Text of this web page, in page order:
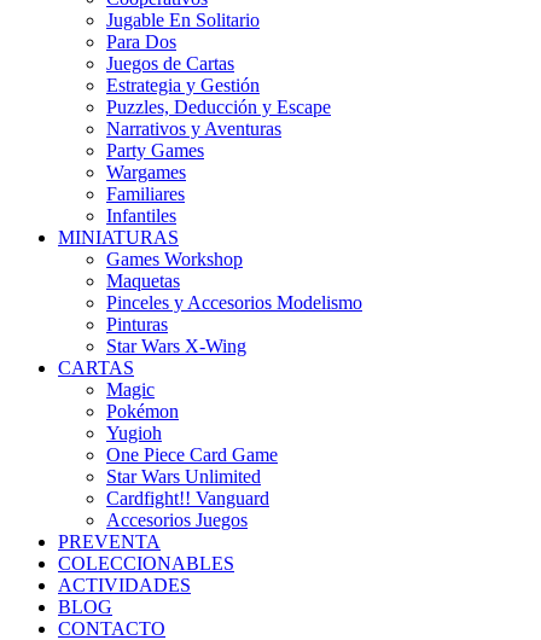
Jugable En Solitario
Para Dos
Juegos de Cartas
Estrategia y Gestión
Puzzles, Deducción y Escape
Narrativos y Aventuras
Party Games
Wargames
Familiares
Infantiles
MINIATURAS
Games Workshop
Maquetas
Pinceles y Accesorios Modelismo
Pinturas
Star Wars X-Wing
CARTAS
Magic
Pokémon
Yugioh
One Piece Card Game
Star Wars Unlimited
Cardfight!! Vanguard
Accesorios Juegos
PREVENTA
COLECCIONABLES
ACTIVIDADES
BLOG
CONTACTO